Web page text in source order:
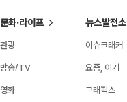
문화·라이프
관광
방송/TV
영화
뉴스발전소
이슈크래커
요즘, 이거
그래픽스